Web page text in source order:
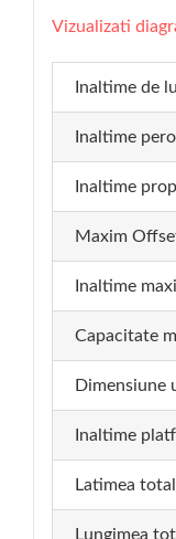
Vizualizati
Inaltime de
Inaltime
Inaltime
Maxim
Inaltime
Capacitate
Dimensiune
Inaltime
Latimea
Lungimea